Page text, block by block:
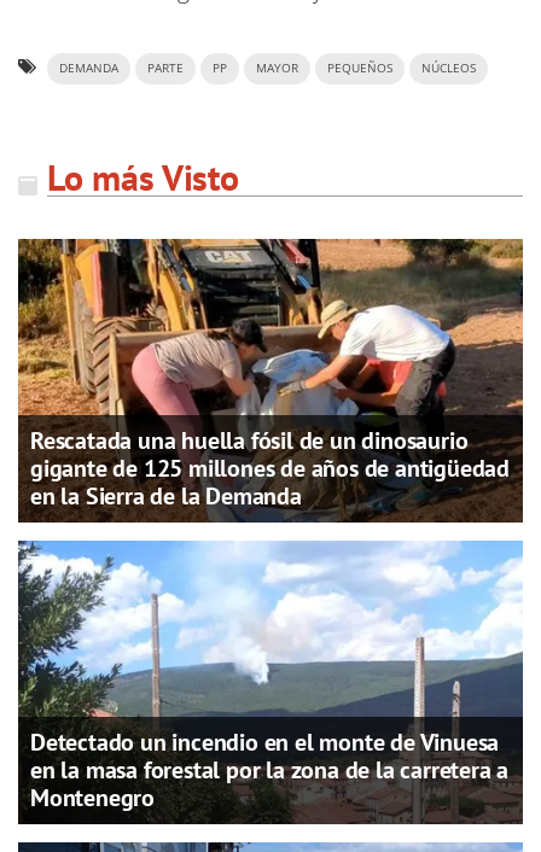
DEMANDA PARTE PP MAYOR PEQUEÑOS NÚCLEOS
Lo más Visto
Rescatada una huella fósil de un dinosaurio
gigante de 125 millones de años de antigüedad
en la Sierra de la Demanda
Detectado un incendio en el monte de Vinuesa
en la masa forestal por la zona de la carretera a
Montenegro